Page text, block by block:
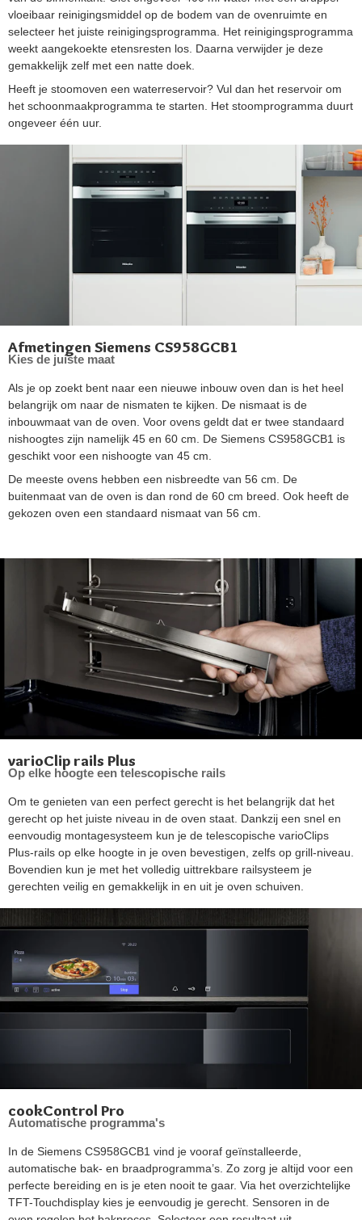
vloeibaar reinigingsmiddel op de bodem van de ovenruimte en
selecteer het juiste reinigingsprogramma. Het reinigingsprogramma
weekt aangekoekte etensresten los. Daarna verwijder je deze
gemakkelijk zelf met een natte doek.
Heeft je stoomoven een waterreservoir? Vul dan het reservoir om
het schoonmaakprogramma te starten. Het stoomprogramma duurt
ongeveer één uur.
Afmetingen Siemens CS958GCB1
Kies de juiste maat
Als je op zoekt bent naar een nieuwe inbouw oven dan is het heel
belangrijk om naar de nismaten te kijken. De nismaat is de
inbouwmaat van de oven. Voor ovens geldt dat er twee standaard
nishoogtes zijn namelijk 45 en 60 cm. De Siemens CS958GCB1 is
geschikt voor een nishoogte van 45 cm.
De meeste ovens hebben een nisbreedte van 56 cm. De
buitenmaat van de oven is dan rond de 60 cm breed. Ook heeft de
gekozen oven een standaard nismaat van 56 cm.
varioClip rails Plus
Op elke hoogte een telescopische rails
Om te genieten van een perfect gerecht is het belangrijk dat het
gerecht op het juiste niveau in de oven staat. Dankzij een snel en
eenvoudig montagesysteem kun je de telescopische varioClips
Plus-rails op elke hoogte in je oven bevestigen, zelfs op grill-niveau.
Bovendien kun je met het volledig uittrekbare railsysteem je
gerechten veilig en gemakkelijk in en uit je oven schuiven.
cookControl Pro
Automatische programma's
In de Siemens CS958GCB1 vind je vooraf geïnstalleerde,
automatische bak- en braadprogramma’s. Zo zorg je altijd voor een
perfecte bereiding en is je eten nooit te gaar. Via het overzichtelijke
TFT-Touchdisplay kies je eenvoudig je gerecht. Sensoren in de